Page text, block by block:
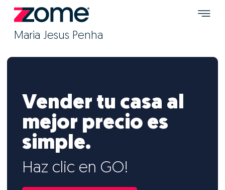
Maria Jesus Penha
Vender tu casa al
mejor precio es
simple.
Haz clic en GO!